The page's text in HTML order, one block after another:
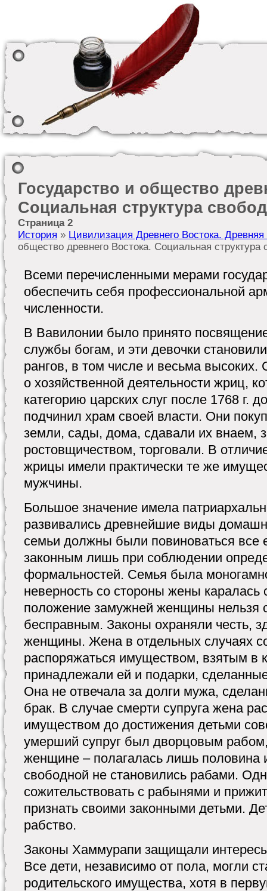
Государство и общество
Социальная структура
Страница 2
История » Цивилизация Древнего Востока.
общество древнего Востока. Социальная структура
Всеми перечисленными мерами
обеспечить себя профессиональной
численности.
В Вавилонии было принято
службы богам, и эти девочки
рангов, в том числе и весьма высоких.
о хозяйственной деятельности жриц,
категорию царских слуг после 1768 г.
подчинил храм своей власти. Они
земли, сады, дома, сдавали их внаем,
ростовщичеством, торговали. В
жрицы имели практически те же
мужчины.
Большое значение имела
развивались древнейшие виды
семьи должны были повиноваться все
законным лишь при соблюдении
формальностей. Семья была
неверность со стороны жены
положение замужней женщины нельзя
бесправным. Законы охраняли честь,
женщины. Жена в отдельных случаях
распоряжаться имуществом, взятым в
принадлежали ей и подарки,
Она не отвечала за долги мужа,
брак. В случае смерти супруга жена
имуществом до достижения детьми
умерший супруг был дворцовым
женщине – полагалась лишь половина
свободной не становились рабами.
сожительствовать с рабынями и
признать своими законными детьми.
рабство.
Законы Хаммурапи защищали
Все дети, независимо от пола, могли
родительского имущества, хотя в